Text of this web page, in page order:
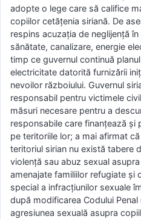
adopte o lege care să califice
copiilor cetățenia siriană. De
respins acuzația de neglijență
sănătate, canalizare, energie
timp ce guvernul continuă
electricitate datorită furnizării
nevoilor războiului. Guvernul
responsabil pentru victimele
măsuri necesare pentru a
responsabile care finanțează și
pe teritoriile lor; a mai afirmat
teritoriul sirian nu există tabere
violență sau abuz sexual
amenajate familiilor refugiate și
special a infracțiunilor sexuale
după modificarea Codului Penal
agresiunea sexuală asupra